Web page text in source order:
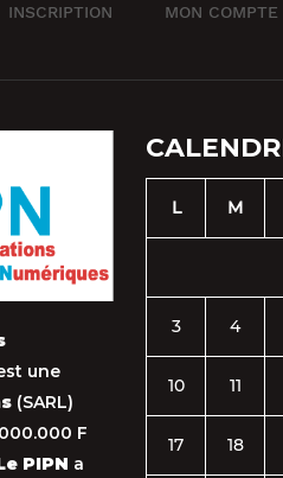
INSCRIPTION MON COMPTE
une
(SARL)
F
PIPN a
L M
3 4
10 11
17 18